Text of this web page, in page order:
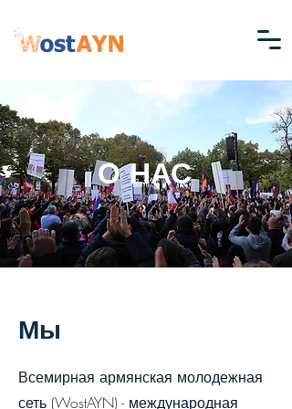
О НАС
Мы
Всемирная армянская молодежная
сеть (WostAYN) - международная